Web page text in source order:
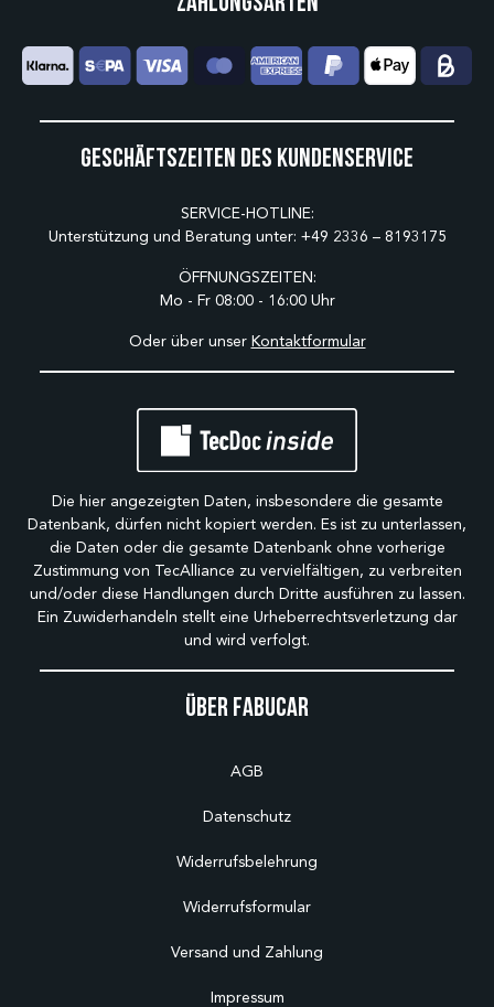
Über Fabucar
AGB
Datenschutz
Widerrufsbelehrung
Widerrufsformular
Versand und Zahlung
Impressum
Geschäftszeiten des Kundenservice
SERVICE-HOTLINE:
Unterstützung und Beratung unter: +49 2336 – 8193175
ÖFFNUNGSZEITEN:
Mo - Fr 08:00 - 16:00 Uhr
Oder über unser Kontaktformular
Die hier angezeigten Daten, insbesondere die gesamte
Datenbank, dürfen nicht kopiert werden. Es ist zu unterlassen,
die Daten oder die gesamte Datenbank ohne vorherige
Zustimmung von TecAlliance zu vervielfältigen, zu verbreiten
und/oder diese Handlungen durch Dritte ausführen zu lassen.
Ein Zuwiderhandeln stellt eine Urheberrechtsverletzung dar
und wird verfolgt.